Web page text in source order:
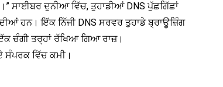
ਸਾਈਬਰ ਦੁਨੀਆ ਵਿੱਚ, ਤੁਹਾਡੀਆਂ DNS ਪੁੱਛਗਿੱਛਾਂ
ਹਨ। ਇੱਕ ਨਿੱਜੀ DNS ਸਰਵਰ ਤੁਹਾਡੇ ਬ੍ਰਾਊਜ਼ਿੰਗ
ਚੰਗੀ ਤਰ੍ਹਾਂ ਰੱਖਿਆ ਗਿਆ ਰਾਜ਼।
ਸੰਪਰਕ ਵਿੱਚ ਕਮੀ।